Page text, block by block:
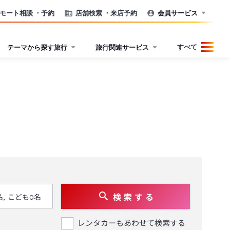
ート相談 ・予約 店舗検索 ・来店予約 会員サービス
テーマから探す旅行 旅行関連サービス すべて
検 索 す る
レンタカーもあわせて検索する